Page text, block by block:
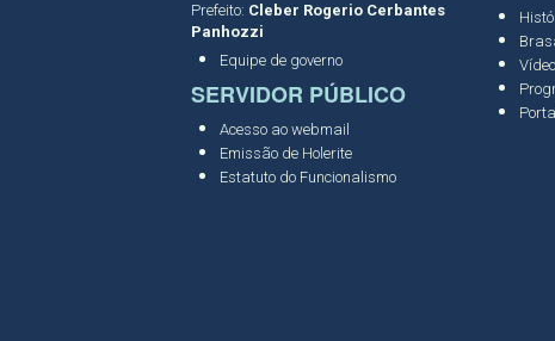
Prefeito: Cleber Rogerio Cerbantes
Panhozzi
Equipe de governo
SERVIDOR PÚBLICO
Acesso ao webmail
Emissão de Holerite
Estatuto do Funcionalismo